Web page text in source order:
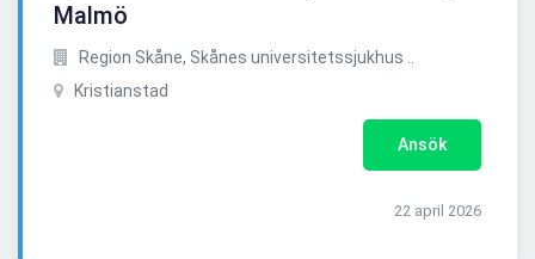
Malmö
Region Skåne, Skånes universitetssjukhus ..
Kristianstad
Ansök
22 april 2026